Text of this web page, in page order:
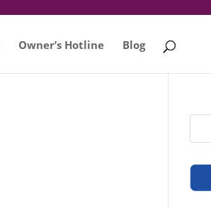
Owner’s Hotline Blog